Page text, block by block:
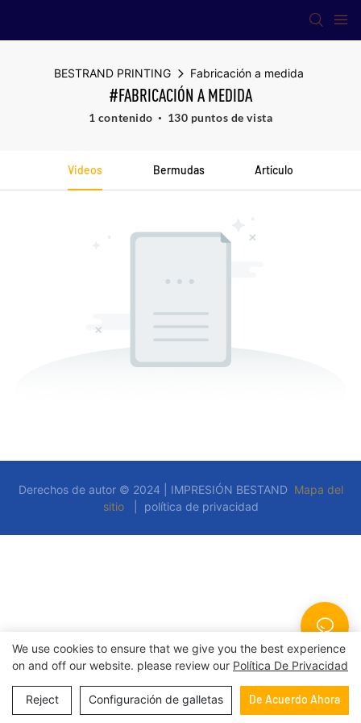
BESTRAND PRINTING Fabricación a medida
#FABRICACIÓN A MEDIDA
1 contenido 130 puntos de vista
Videos Bermudas Artículo
Derechos de autor © 2024 | IMPRESIÓN BESTAND Mapa del
sitio
política de privacidad
We use cookies to ensure that we give you the best experience
on and off our website. please review our Política De Privacidad
Reject Configuración de galletas De Acuerdo Ahora